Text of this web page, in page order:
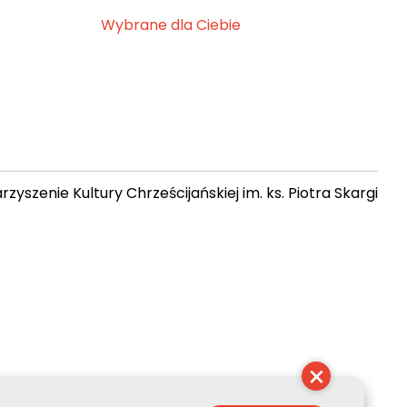
Wybrane dla Ciebie
Kultury Chrześcijańskiej im. ks. Piotra Skargi
×